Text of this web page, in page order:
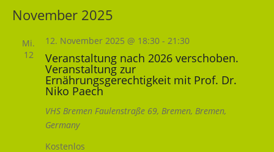
November 2025
Mi.
12
Veranstaltung nach 2026 verschoben.
Veranstaltung zur
Ernährungsgerechtigkeit mit Prof. Dr.
Niko Paech
12. November 2025 @ 18:30- 21:30
VHS Bremen Faulenstraße 69, Bremen, Bremen,
Germany
Kostenlos